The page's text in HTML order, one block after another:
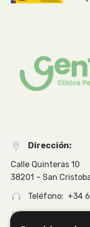


Dirección:
Calle Quinteras 10
38201 – San

 Teléfono: +34

